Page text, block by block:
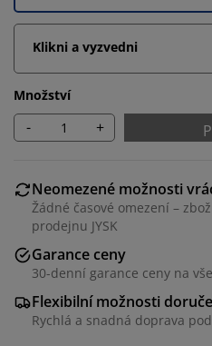
Klikni a vyzvedni
Množství
- +
Neomezené možnosti
Žádné časové omezení –
prodejnu JYSK
Garance ceny
30-denní garance ceny na
Flexibilní možnosti
Rychlá a snadná doprava